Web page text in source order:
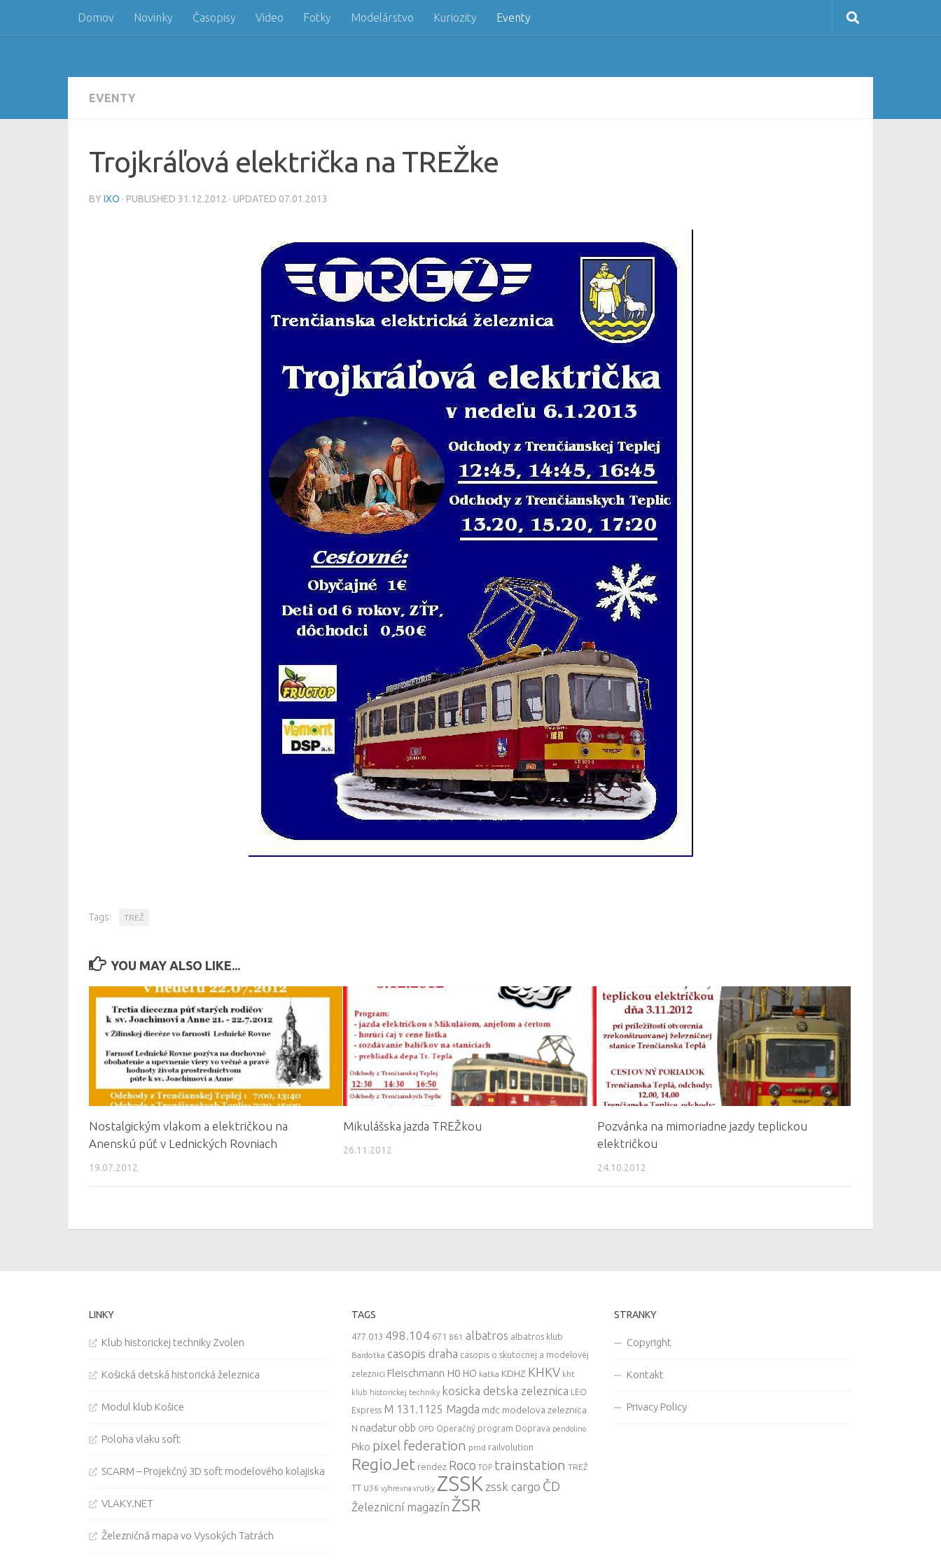
Skip to content
Domov Novinky Časopisy Video Fotky Modelárstvo Kuriozity Eventy
EVENTY
Trojkráľová električka na TREŽke
BY IXO · PUBLISHED 31.12.2012 · UPDATED 07.01.2013
Tags: TREŽ
YOU MAY ALSO LIKE...
Nostalgickým vlakom a električkou na
Anenskú púť v Lednických Rovniach
19.07.2012
Mikulášska jazda TREŽkou
26.11.2012
Pozvánka na mimoriadne jazdy teplickou
električkou
24.10.2012
LINKY
Klub historickej techniky Zvolen
Košická detská historická železnica
Modul klub Košice
Poloha vlaku soft
SCARM – Projekčný 3D soft modelového kolajiska
VLAKY.NET
Železničná mapa vo Vysokých Tatrách
TAGS
477.013 498.104 671 861 albatros albatros klub
Bardotka casopis draha casopis o skutocnej a modelovej
zeleznici Fleischmann H0 HO katka KDHZ KHKV kht
klub historickej techniky kosicka detska zeleznica LEO
Express M 131.1125 Magda mdc modelova zeleznica
N nadatur obb OPD Operačný program Doprava pendolino
Piko pixel federation pmd railvolution
RegioJet rendez Roco TOP trainstation TREŽ
TT U36 vyhrevna vrutky ZSSK zssk cargo ČD
Železnicní magazín ŽSR
STRANKY
Copyright
Kontakt
Privacy Policy